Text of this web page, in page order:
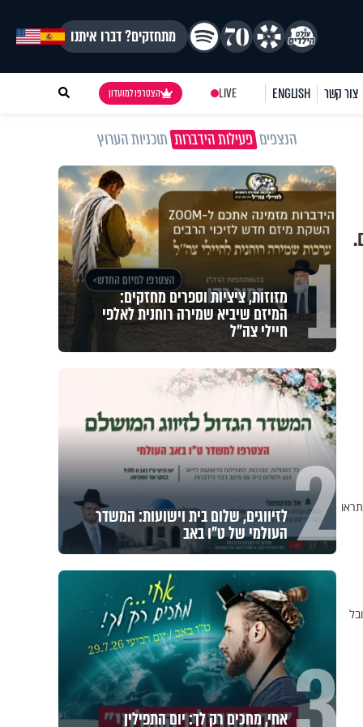
מתחזקים? דברו איתנו
צור קשר ENGLISH
LIVE הצטרפו למועדון
פרץ, השחקן יעקב כהן והשחקן מוטי בן-ישי (שנות ה-80). תראו
הנצפיםפעילות הידברותתוכניות הערוץ
1 מזוזות, ציציות וספרים מחזקים:
המיזם שיביא שמירה רוחנית לאלפי
חיילי צה"ל
2 לזיווגים, שלום בית וישועות: המשדר
העולמי של ט"ו באב
אחי, מחכים רק לך: יום התפילין